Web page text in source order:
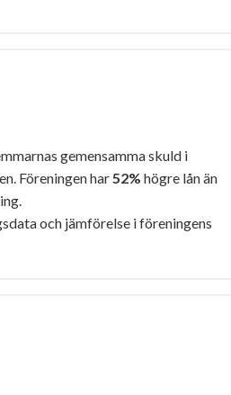
gemensamma skuld i
Föreningen har52% högre lån än
och jämförelse i föreningens